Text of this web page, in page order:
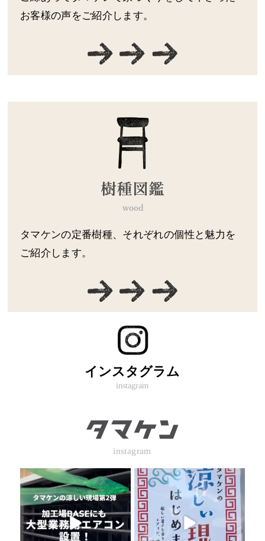
お客様の声をご紹介します。
タマケンの定番樹種、それぞれの個性と魅力を
ご紹介します。
インスタグラム
instagram
instagram